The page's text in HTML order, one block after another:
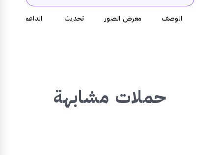
الوصف معرض الصور تحديث الداعمين
حملات مشابهة